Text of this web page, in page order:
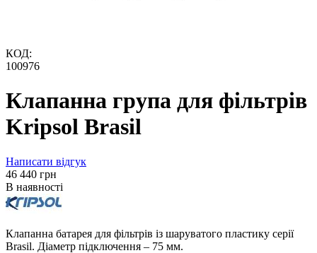
КОД:
100976
Клапанна група для фільтрів
Kripsol Brasil
Написати відгук
‍46 440‍ грн
В наявності
Клапанна батарея для фільтрів із шаруватого пластику серії
Brasil. Діаметр підключення – 75 мм.